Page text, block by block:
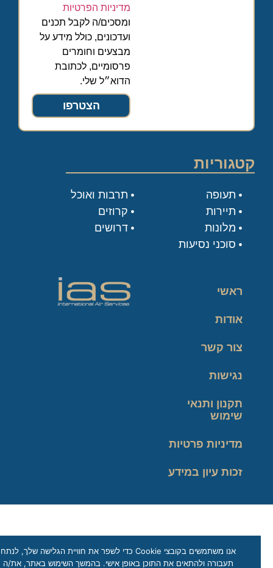
מדיניות הפרטיות
ומסכים/ה לקבל תכנים
ועדכונים, כולל מידע על
מבצעים וחומרים
פרסומיים, לכתובת
הדוא״ל שלי.
הצטרפו
קטגוריות
תעופה
תיירות
מלונות
סוכני נסיעות
תרבות ואוכל
קרוזים
דרושים
ראשי
אודות
צור קשר
נגישות
תקנון ותנאי
שימוש
מדיניות פרטיות
זכות עיון במידע
אנו משתמשים בקובצי Cookie כדי לשפר את חוויית הגלישה שלך, לנתח
תעבורה ולהתאים את התוכן באופן אישי. בהמשך השימוש באתר, את/ה